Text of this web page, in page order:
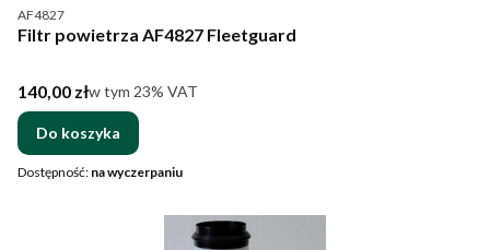
Kod produktu
AF4827
Filtr powietrza AF4827 Fleetguard
Cena brutto
140,00 złw tym %s VAT
w tym 23% VAT
Do koszyka
Dostępność: na wyczerpaniu